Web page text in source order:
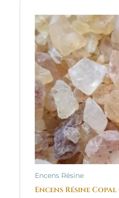
Encens Résine
Encens Résine Copal